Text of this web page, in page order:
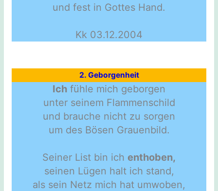
und fest in Gottes Hand.
Kk 03.12.2004
2. Geborgenheit
Ich fühle mich geborgen
unter seinem Flammenschild
und brauche nicht zu sorgen
um des Bösen Grauenbild.
Seiner List bin ich enthoben,
seinen Lügen halt ich stand,
als sein Netz mich hat umwoben,